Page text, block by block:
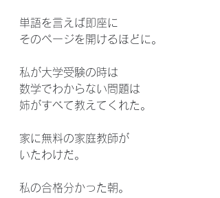
単語を言えば即座に
そのページを開けるほどに。
私が大学受験の時は
数学でわからない問題は
姉がすべて教えてくれた。
家に無料の家庭教師が
いたわけだ。
私の合格分かった朝。